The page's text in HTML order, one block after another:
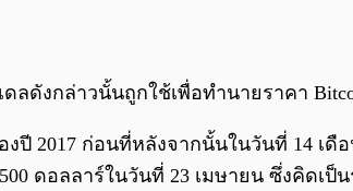
ดลดังกล่าวนั้นถูกใช้เพื่อทำนายราคา
ปี 2017 ก่อนที่หลังจากนั้นในวันที่ 14 เ
ดอลลาร์ในวันที่ 23 เมษายน ซึ่งคิดเป็